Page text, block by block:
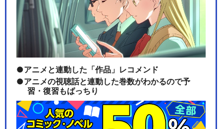
忍たま乱太郎の宇宙大冒険wit
hコズミックフロ…
忍たま乱太郎の宇宙大冒険wit
アニメと連動した「作品」レコメンド
アニメの視聴話と連動した巻数がわかるので予
習・復習もばっちり